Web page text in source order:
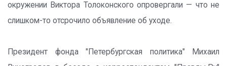
окружении Виктора Толоконского опровергали — что не
слишком-то отсрочило объявление об уходе.
Президент фонда "Петербургская политика" Михаил